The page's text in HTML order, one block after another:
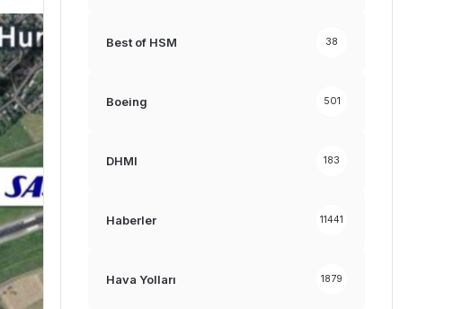
Best of HSM 38
Boeing 501
DHMI 183
Haberler 11441
Hava Yolları 1879